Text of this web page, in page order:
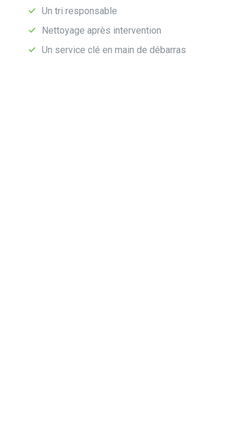
Un tri responsable
Nettoyage après intervention
Un service clé en main de débarras